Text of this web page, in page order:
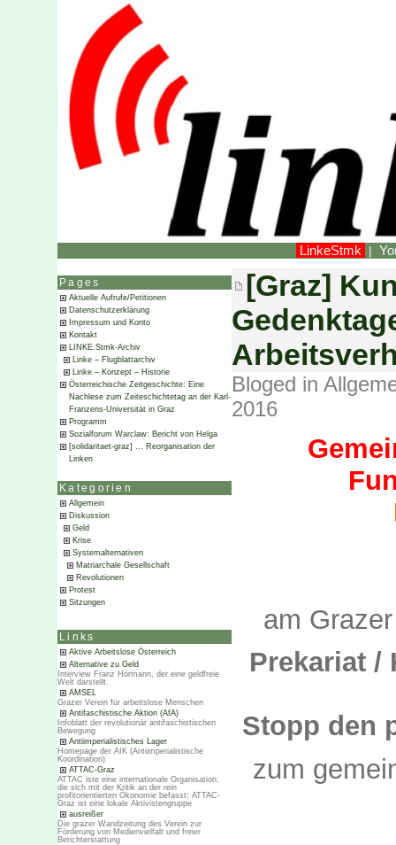
LinkeStmk |
Pages
Aktuelle Aufrufe/Petitionen
Datenschutzerklärung
Impressum und Konto
Kontakt
LINKE.Stmk-Archiv
Linke – Flugblattarchiv
Linke – Konzept – Historie
Österreichische Zeitgeschichte: Eine
Nachlese zum Zeiteschichtetag an der Karl-
Franzens-Universität in Graz
Programm
Sozialforum Warclaw: Bericht von Helga
[solidaritaet-graz] … Reorganisation der
Linken
Kategorien
Allgemein
Diskussion
Geld
Krise
Systemalternativen
Matriarchale Gesellschaft
Revolutionen
Protest
Sitzungen
Links
Aktive Arbeitslose Österreich
Alternative zu Geld
Interview Franz Hörmann, der eine geldfreie
Welt darstellt.
AMSEL
Grazer Verein für arbeitslose Menschen
Antifaschistische Aktion (AfA)
Infoblatt der revolutionär antifaschistischen
Bewegung
Antiimperialistisches Lager
Homepage der AIK (Antiimperialistische
Koordination)
ATTAC-Graz
ATTAC iste eine internationale Organisation,
die sich mit der Kritik an der rein
profitorientierten Ökonomie befasst; ATTAC-
Graz ist eine lokale Aktivistengruppe
ausreißer
Die grazer Wandzeitung des Verein zur
Förderung von Medienvielfalt und freier
Berichterstattung
[Graz]
Bloged in
2016
am
Prekariat /
Stopp den
zum